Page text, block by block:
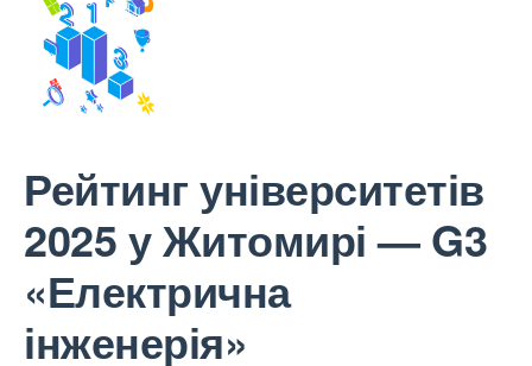
Рейтинг університетів
2025 у Житомирі — G3
«Електрична
інженерія»